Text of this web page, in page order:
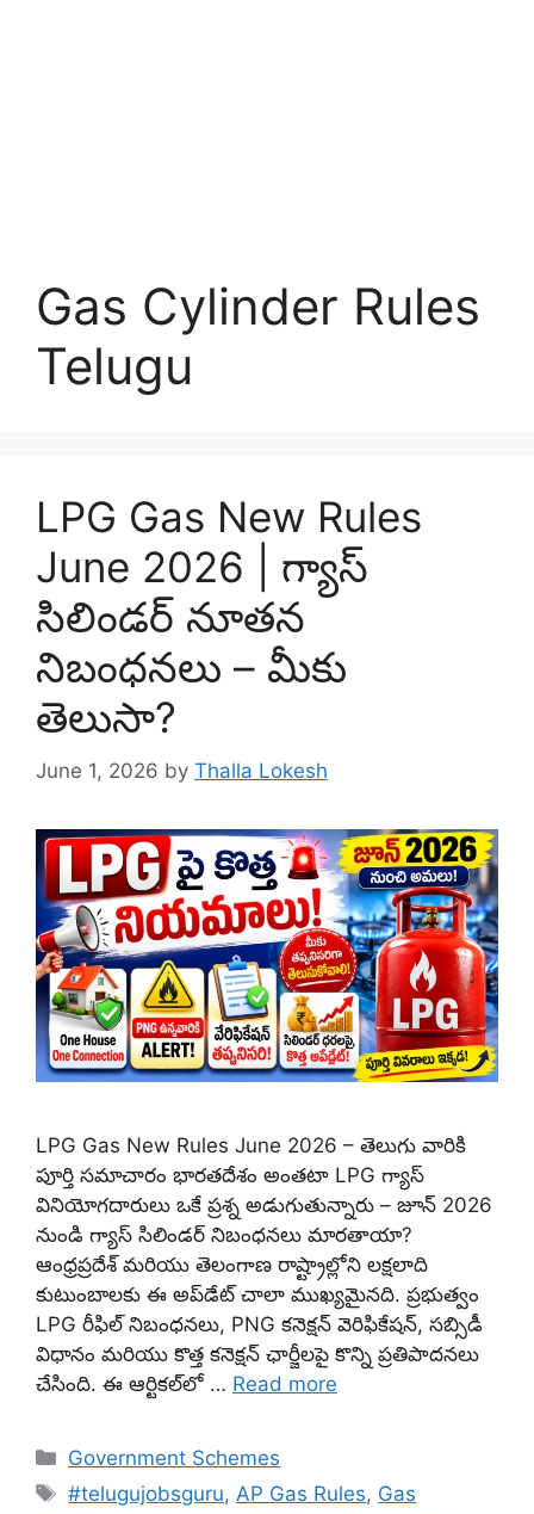
Gas Cylinder Rules
Telugu
LPG Gas New Rules
June 2026 | గ్యాస్
సిలిండర్ నూతన
నిబంధనలు – మీకు
తెలుసా?
June 1, 2026 by Thalla Lokesh
LPG Gas New Rules June 2026 – తెలుగు వారికి
పూర్తి సమాచారం భారతదేశం అంతటా LPG గ్యాస్
వినియోగదారులు ఒకే ప్రశ్న అడుగుతున్నారు – జూన్ 2026
నుండి గ్యాస్ సిలిండర్ నిబంధనలు మారతాయా?
ఆంధ్రప్రదేశ్ మరియు తెలంగాణ రాష్ట్రాల్లోని లక్షలాది
కుటుంబాలకు ఈ అప్‌డేట్ చాలా ముఖ్యమైనది. ప్రభుత్వం
LPG రీఫిల్ నిబంధనలు, PNG కనెక్షన్ వెరిఫికేషన్, సబ్సిడీ
విధానం మరియు కొత్త కనెక్షన్ ఛార్జీలపై కొన్ని ప్రతిపాదనలు
చేసింది. ఈ ఆర్టికల్‌లో … Read more
Categories
Government Schemes
Tags
#telugujobsguru,AP Gas Rules, Gas